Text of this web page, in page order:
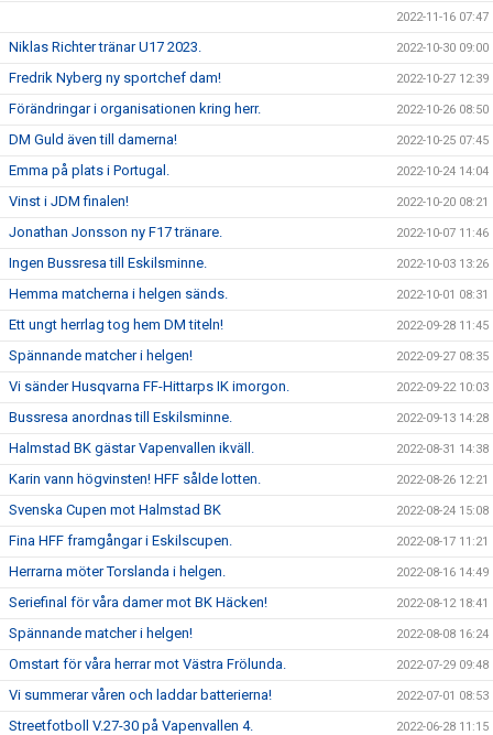
2022-11-16 07:47
Niklas Richter tränar U17 2023. 2022-10-30 09:00
Fredrik Nyberg ny sportchef dam! 2022-10-27 12:39
Förändringar i organisationen kring herr. 2022-10-26 08:50
DM Guld även till damerna! 2022-10-25 07:45
Emma på plats i Portugal. 2022-10-24 14:04
Vinst i JDM finalen! 2022-10-20 08:21
Jonathan Jonsson ny F17 tränare. 2022-10-07 11:46
Ingen Bussresa till Eskilsminne. 2022-10-03 13:26
Hemma matcherna i helgen sänds. 2022-10-01 08:31
Ett ungt herrlag tog hem DM titeln! 2022-09-28 11:45
Spännande matcher i helgen! 2022-09-27 08:35
Vi sänder Husqvarna FF-Hittarps IK imorgon. 2022-09-22 10:03
Bussresa anordnas till Eskilsminne. 2022-09-13 14:28
Halmstad BK gästar Vapenvallen ikväll. 2022-08-31 14:38
Karin vann högvinsten! HFF sålde lotten. 2022-08-26 12:21
Svenska Cupen mot Halmstad BK 2022-08-24 15:08
Fina HFF framgångar i Eskilscupen. 2022-08-17 11:21
Herrarna möter Torslanda i helgen. 2022-08-16 14:49
Seriefinal för våra damer mot BK Häcken! 2022-08-12 18:41
Spännande matcher i helgen! 2022-08-08 16:24
Omstart för våra herrar mot Västra Frölunda. 2022-07-29 09:48
Vi summerar våren och laddar batterierna! 2022-07-01 08:53
Streetfotboll V.27-30 på Vapenvallen 4. 2022-06-28 11:15